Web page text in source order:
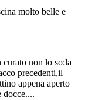
molto belle e
non lo so:la
precedenti,il
appena aperto
docce....